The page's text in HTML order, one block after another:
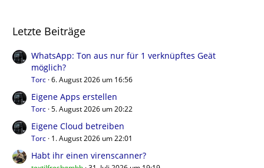
Letzte Beiträge
WhatsApp: Ton aus nur für 1 verknüpftes Geät
möglich?
Torc 6. August 2026 um 16:56
Eigene Apps erstellen
Torc 5. August 2026 um 20:22
Eigene Cloud betreiben
Torc 1. August 2026 um 22:01
Habt ihr einen virenscanner?